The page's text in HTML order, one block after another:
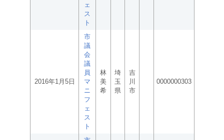
ェ
ス
ト
2016年1月5日
市
議
会
議
員
マ
ニ
フ
ェ
ス
ト
林
美
希
埼
玉
県
吉
川
市
0000000303